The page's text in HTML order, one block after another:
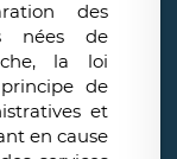
des
nées de
la loi
de
et
en cause